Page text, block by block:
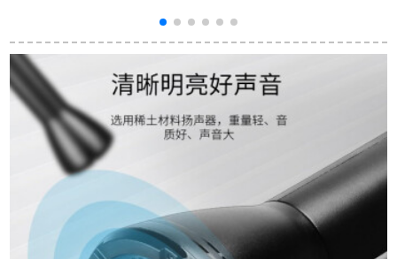
ト携帯テープディオ
外置K歌收音速手生放
送PC歌唱マイク徳勝
サポトトトトラック
アンデビューサーカ
メラ一目レフマイク
ノピグ